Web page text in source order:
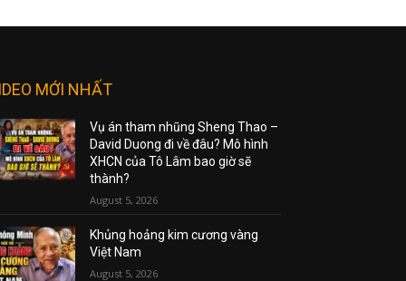
MỚI NHẤT
Vụ án tham nhũng Sheng Thao –
David Duong đi về đâu? Mô hình
XHCN của Tô Lâm bao giờ sẽ
thành?
August 5, 2026
Khủng hoảng kim cương vàng
Việt Nam
August 5, 2026